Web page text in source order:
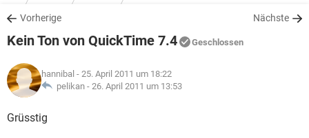
WINDOWS 10
WHATSAPP TIKTOK
FACEBOOK
SPIELE
WHATSAPP TIKTOK
FACEBOOK
DOWNLOADS
SPIELE STREAMING
ANDROID
WINDOWS 10 INSTAGRAM
WHATSAPP
SPIELE STREAMING
ANDROID
WINDOWS 10
LEXIKON
SPIELE
Vorherige Nächste
Kein Ton von QuickTime 7.4 Geschlossen
hannibal - 25. April 2011 um 18:22
pelikan - 26. April 2011 um 13:53
Grüsstig